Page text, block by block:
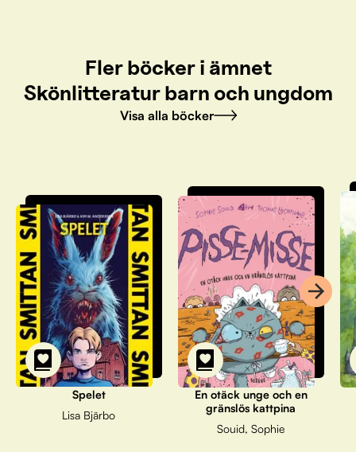
Fler böcker i ämnet
Skönlitteratur barn och ungdom
Visa alla böcker
Spelet
Lisa Bjärbo
En otäck unge och en
gränslös kattpina
Souid, Sophie